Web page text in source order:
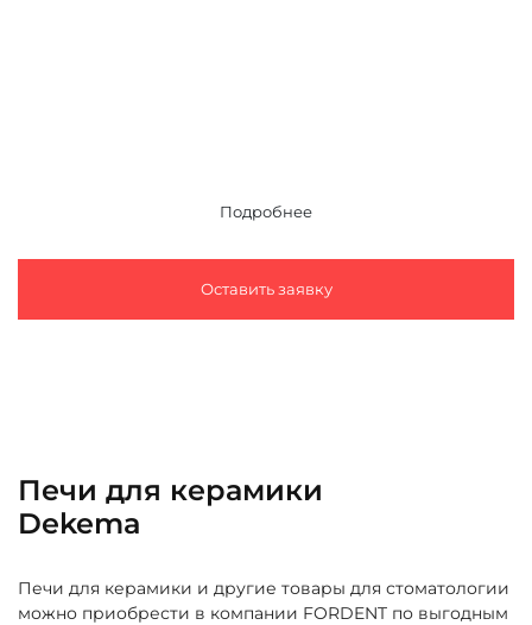
Подробнее
Оставить заявку
Печи для керамики
Dekema
Печи для керамики и другие товары для стоматологии
можно приобрести в компании FORDENT по выгодным